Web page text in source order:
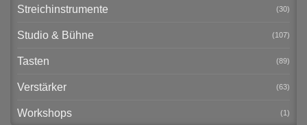
Streichinstrumente (30)
Studio & Bühne (107)
Tasten (89)
Verstärker (63)
Workshops (1)